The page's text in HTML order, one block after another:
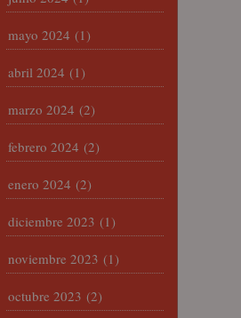
mayo 2024 (1)
abril 2024 (1)
marzo 2024 (2)
febrero 2024 (2)
enero 2024 (2)
diciembre 2023 (1)
noviembre 2023 (1)
octubre 2023 (2)